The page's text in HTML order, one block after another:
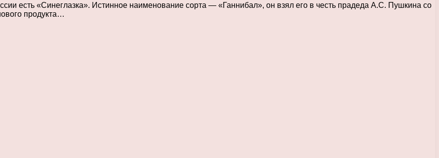
есть «Синеглазка». Истинное наименование сорта — «Ганнибал», он взял его в честь прадеда А.С. Пушкина со
продукта…